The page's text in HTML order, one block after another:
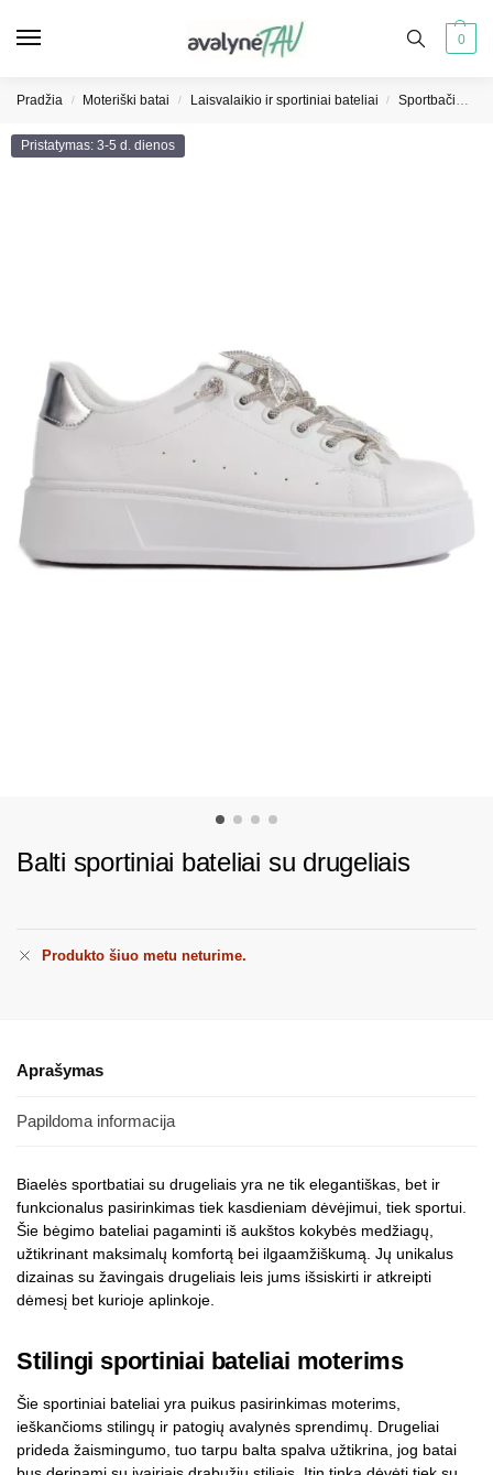
0
Pradžia / Moteriški batai / Laisvalaikio ir sportiniai bateliai / Sportbačiai moterims
Pristatymas: 3-5 d. dienos
Balti sportiniai bateliai su drugeliais
Produkto šiuo metu neturime.
Aprašymas
Papildoma informacija
Biaelės sportbatiai su drugeliais yra ne tik elegantiškas, bet ir
funkcionalus pasirinkimas tiek kasdieniam dėvėjimui, tiek sportui.
Šie bėgimo bateliai pagaminti iš aukštos kokybės medžiagų,
užtikrinant maksimalų komfortą bei ilgaamžiškumą. Jų unikalus
dizainas su žavingais drugeliais leis jums išsiskirti ir atkreipti
dėmesį bet kurioje aplinkoje.
Stilingi sportiniai bateliai moterims
Šie sportiniai bateliai yra puikus pasirinkimas moterims,
ieškančioms stilingų ir patogių avalynės sprendimų. Drugeliai
prideda žaismingumo, tuo tarpu balta spalva užtikrina, jog batai